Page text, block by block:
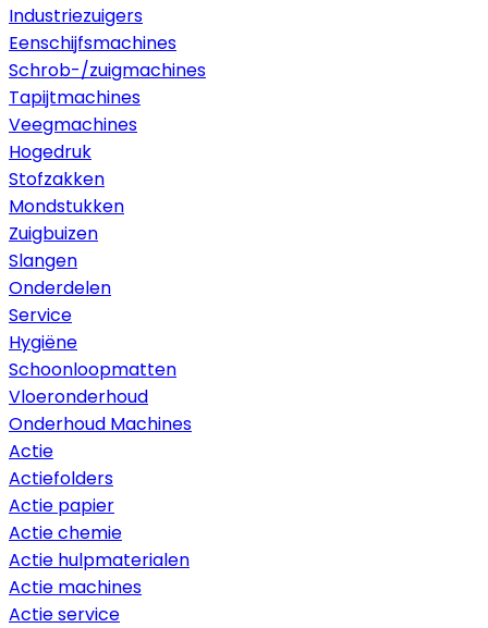
Industriezuigers
Eenschijfsmachines
Schrob-/zuigmachines
Tapijtmachines
Veegmachines
Hogedruk
Stofzakken
Mondstukken
Zuigbuizen
Slangen
Onderdelen
Service
Hygiëne
Schoonloopmatten
Vloeronderhoud
Onderhoud Machines
Actie
Actiefolders
Actie papier
Actie chemie
Actie hulpmaterialen
Actie machines
Actie service